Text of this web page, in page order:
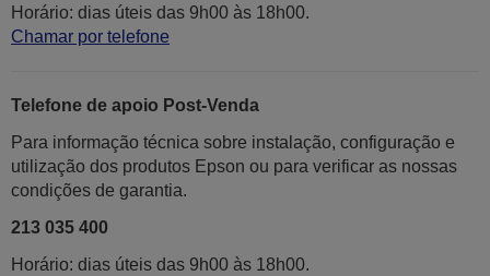
Horário: dias úteis das 9h00 às 18h00.
Chamar por telefone
Telefone de apoio Post-Venda
Para informação técnica sobre instalação, configuração e
utilização dos produtos Epson ou para verificar as nossas
condições de garantia.
213 035 400
Horário: dias úteis das 9h00 às 18h00.